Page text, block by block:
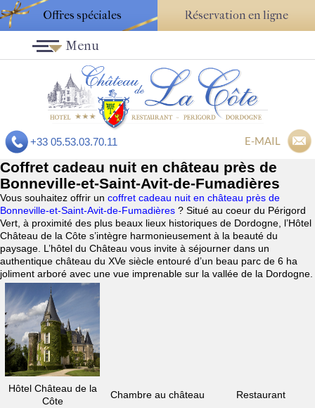
Offres spéciales Réservation en ligne
+33 05.53.03.70.11 E-MAIL
Menu
Coffret cadeau nuit en château près de
Bonneville-et-Saint-Avit-de-Fumadières
Vous souhaitez offrir un coffret cadeau nuit en château près de
Bonneville-et-Saint-Avit-de-Fumadières ? Situé au coeur du Périgord
Vert, à proximité des plus beaux lieux historiques de Dordogne, l’Hôtel
Château de la Côte s’intègre harmonieusement à la beauté du
paysage. L’hôtel du Château vous invite à séjourner dans un
authentique château du XVe siècle entouré d’un beau parc de 6 ha
joliment arboré avec une vue imprenable sur la vallée de la Dordogne.
Hôtel Château de la
Côte
Chambre au château Restaurant